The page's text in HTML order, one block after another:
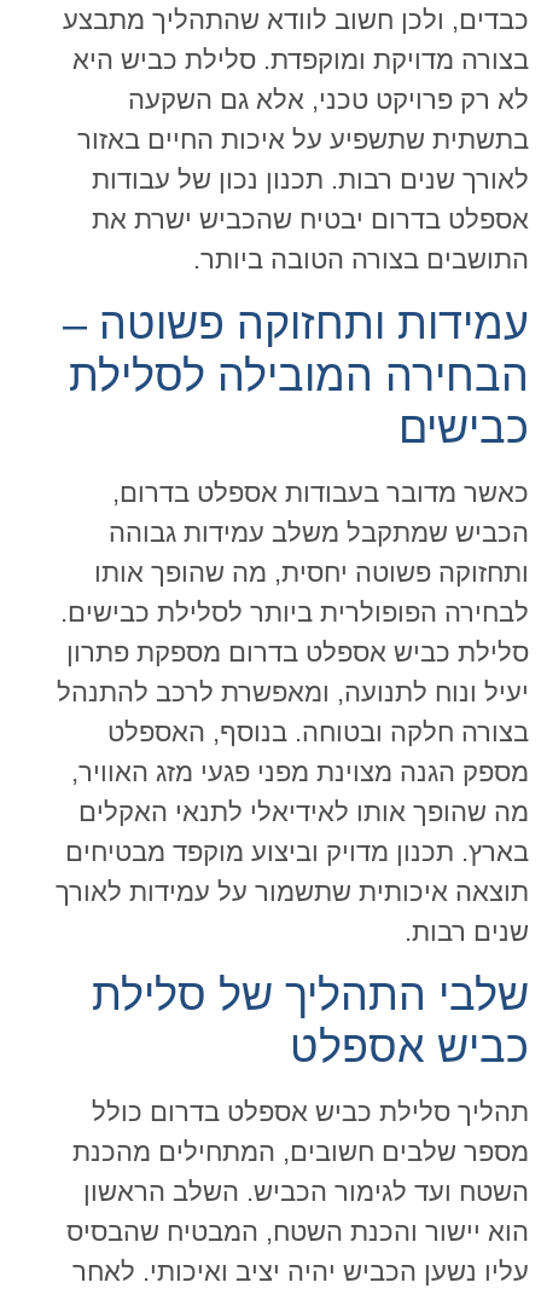
כבדים, ולכן חשוב לוודא שהתהליך מתבצע
בצורה מדויקת ומוקפדת. סלילת כביש היא
לא רק פרויקט טכני, אלא גם השקעה
בתשתית שתשפיע על איכות החיים באזור
לאורך שנים רבות. תכנון נכון של עבודות
אספלט בדרום יבטיח שהכביש ישרת את
התושבים בצורה הטובה ביותר.
עמידות ותחזוקה פשוטה –
הבחירה המובילה לסלילת
כבישים
כאשר מדובר בעבודות אספלט בדרום,
הכביש שמתקבל משלב עמידות גבוהה
ותחזוקה פשוטה יחסית, מה שהופך אותו
לבחירה הפופולרית ביותר לסלילת כבישים.
סלילת כביש אספלט בדרום מספקת פתרון
יעיל ונוח לתנועה, ומאפשרת לרכב להתנהל
בצורה חלקה ובטוחה. בנוסף, האספלט
מספק הגנה מצוינת מפני פגעי מזג האוויר,
מה שהופך אותו לאידיאלי לתנאי האקלים
בארץ. תכנון מדויק וביצוע מוקפד מבטיחים
תוצאה איכותית שתשמור על עמידות לאורך
שנים רבות.
שלבי התהליך של סלילת
כביש אספלט
תהליך סלילת כביש אספלט בדרום כולל
מספר שלבים חשובים, המתחילים מהכנת
השטח ועד לגימור הכביש. השלב הראשון
הוא יישור והכנת השטח, המבטיח שהבסיס
עליו נשען הכביש יהיה יציב ואיכותי. לאחר